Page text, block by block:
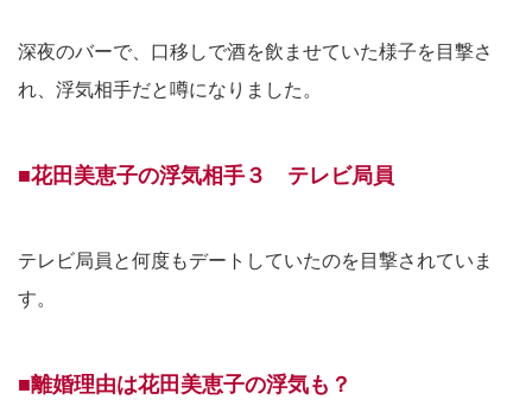
深夜のバーで、口移しで酒を飲ませていた様子を目撃さ
れ、浮気相手だと噂になりました。
■花田美恵子の浮気相手３ テレビ局員
テレビ局員と何度もデートしていたのを目撃されていま
す。
■離婚理由は花田美恵子の浮気も？